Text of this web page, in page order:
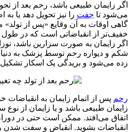
زایمان طبیعی باشد، رحم بعد از تحویل
تاجفترا نیز تحویل دهد یا به
اوقات به آن وقایع «پس از تولد»
از انقباضاتی است که در طول
زایمان به صورت سزارین باشد، نوزاد
و دیواره رحم توسط پزشک به دنیا
می‌شود و بریدگی یک اسکار تشکیل
پس از اتمام زایمان به انقباضات خود
طبیعی باشد و یا زایمان از نوع
می‌افتد. ممکن است حتی در دوران
بشوید. انقباض و سفت شدن رحم